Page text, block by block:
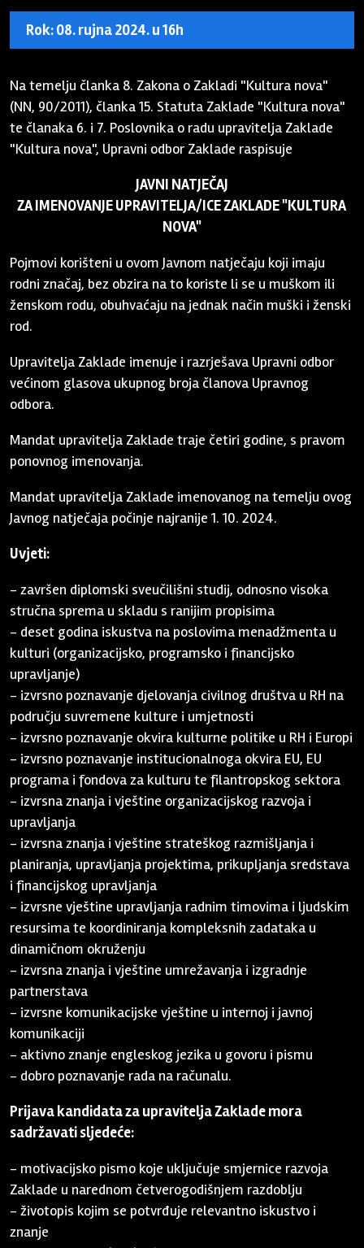
Rok: 08. rujna 2024. u 16h
Na temelju članka 8. Zakona o Zakladi "Kultura nova"
(NN, 90/2011), članka 15. Statuta Zaklade "Kultura nova"
te članaka 6. i 7. Poslovnika o radu upravitelja Zaklade
"Kultura nova", Upravni odbor Zaklade raspisuje
JAVNI NATJEČAJ
ZA IMENOVANJE UPRAVITELJA/ICE ZAKLADE "KULTURA
NOVA"
Pojmovi korišteni u ovom Javnom natječaju koji imaju
rodni značaj, bez obzira na to koriste li se u muškom ili
ženskom rodu, obuhvaćaju na jednak način muški i ženski
rod.
Upravitelja Zaklade imenuje i razrješava Upravni odbor
većinom glasova ukupnog broja članova Upravnog
odbora.
Mandat upravitelja Zaklade traje četiri godine, s pravom
ponovnog imenovanja.
Mandat upravitelja Zaklade imenovanog na temelju ovog
Javnog natječaja počinje najranije 1. 10. 2024.
Uvjeti:
- završen diplomski sveučilišni studij, odnosno visoka
stručna sprema u skladu s ranijim propisima
- deset godina iskustva na poslovima menadžmenta u
kulturi (organizacijsko, programsko i financijsko
upravljanje)
- izvrsno poznavanje djelovanja civilnog društva u RH na
području suvremene kulture i umjetnosti
- izvrsno poznavanje okvira kulturne politike u RH i Europi
- izvrsno poznavanje institucionalnoga okvira EU, EU
programa i fondova za kulturu te filantropskog sektora
- izvrsna znanja i vještine organizacijskog razvoja i
upravljanja
- izvrsna znanja i vještine strateškog razmišljanja i
planiranja, upravljanja projektima, prikupljanja sredstava
i financijskog upravljanja
- izvrsne vještine upravljanja radnim timovima i ljudskim
resursima te koordiniranja kompleksnih zadataka u
dinamičnom okruženju
- izvrsna znanja i vještine umrežavanja i izgradnje
partnerstava
- izvrsne komunikacijske vještine u internoj i javnoj
komunikaciji
- aktivno znanje engleskog jezika u govoru i pismu
- dobro poznavanje rada na računalu.
Prijava kandidata za upravitelja Zaklade mora
sadržavati sljedeće:
- motivacijsko pismo koje uključuje smjernice razvoja
Zaklade u narednom četverogodišnjem razdoblju
- životopis kojim se potvrđuje relevantno iskustvo i
znanje